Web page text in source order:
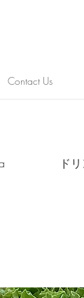
Contact Us
ド